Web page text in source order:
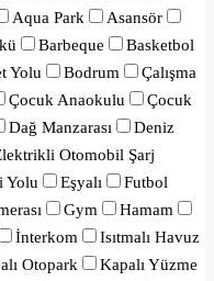
Aqua Park
Asansör
Barbeque
Basketbol
Yolu Bodrum
Çalışma
Çocuk Anaokulu
Çocuk
Dağ Manzarası
Deniz
Otomobil Şarj
Yolu Eşyalı
Futbol
Gym
Hamam
İnterkom
Isıtmalı Havuz
Otopark
Kapalı Yüzme